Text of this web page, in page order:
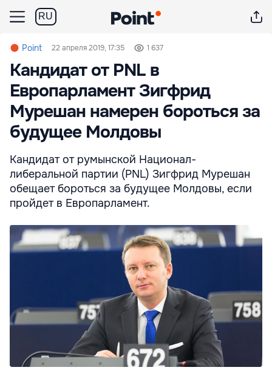
RU
Point 22 апреля 2019, 17:35 1 637
Кандидат от PNL в
Европарламент Зигфрид
Мурешан намерен бороться за
будущее Молдовы
Кандидат от румынской Национал-
либеральной партии (PNL) Зигфрид Мурешан
обещает бороться за будущее Молдовы, если
пройдет в Европарламент.